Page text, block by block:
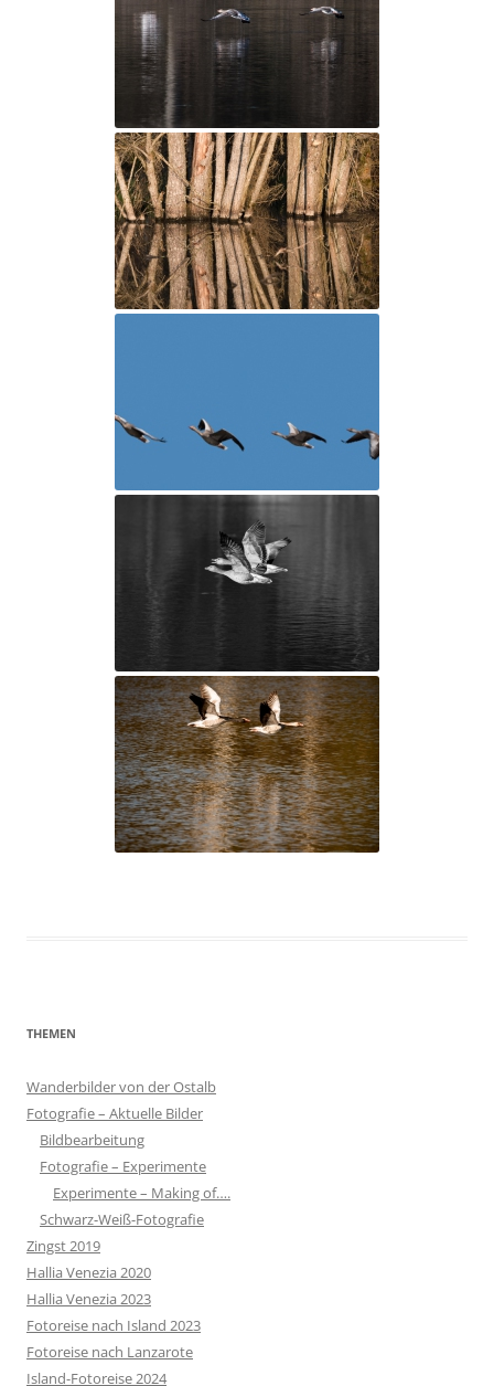
THEMEN
Wanderbilder von der Ostalb
Fotografie – Aktuelle Bilder
Bildbearbeitung
Fotografie – Experimente
Experimente – Making of….
Schwarz-Weiß-Fotografie
Zingst 2019
Hallia Venezia 2020
Hallia Venezia 2023
Fotoreise nach Island 2023
Fotoreise nach Lanzarote
Island-Fotoreise 2024